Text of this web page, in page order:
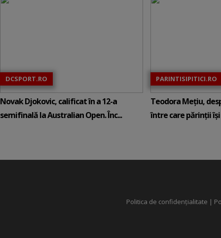
DCSPORT.RO
Novak Djokovic, calificat în a 12-a
semifinală la Australian Open. Înc...
PARINTISIPITICI.RO
Teodora Mețiu,
între care părinții își
Politica de confidențialitate |